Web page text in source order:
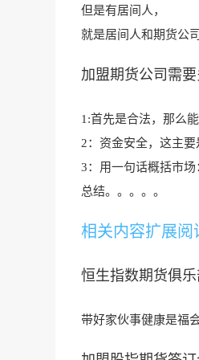
但是有居间人，
就是居间人和期货公
加盟期货公司需
1:首先是合法，那么
2：资金安全，这主要
3：用一句话概括市
总结。。。。。
相关内容扩展阅
恒生指数期货俱
带好家伙事健康是福